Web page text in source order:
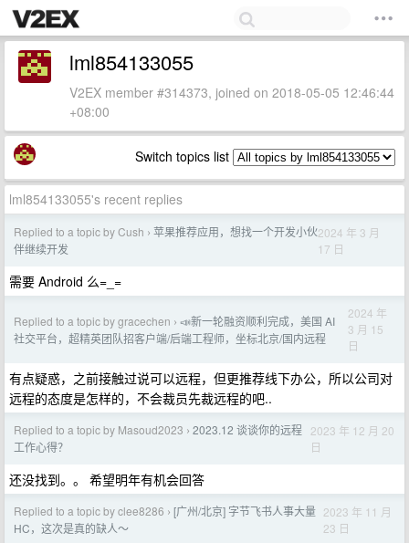
lml854133055
V2EX member #314373, joined on 2018-05-05 12:46:44
+08:00
Switch topics list
lml854133055's recent replies
Replied to a topic by Cush › 苹果推荐应用，想找一个开发小伙
伴继续开发
2024 年 3 月
17 日
需要 Android 么=_=
Replied to a topic by gracechen › 📣新一轮融资顺利完成，美国 AI
社交平台，超精英团队招客户端/后端工程师，坐标北京/国内远程
2024 年
3 月 15
日
有点疑惑，之前接触过说可以远程，但更推荐线下办公，所以公司对
远程的态度是怎样的，不会裁员先裁远程的吧..
Replied to a topic by Masoud2023 › 2023.12 谈谈你的远程
工作心得？
2023 年 12 月 20
日
还没找到。。 希望明年有机会回答
Replied to a topic by clee8286 › [广州/北京] 字节飞书人事大量
HC，这次是真的缺人～
2023 年 11 月
23 日